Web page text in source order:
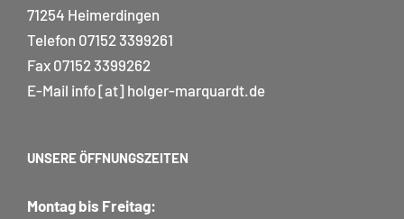
71254 Heimerdingen
Telefon 07152 3399261
Fax 07152 3399262
E-Mail info [at] holger-marquardt.de
UNSERE ÖFFNUNGSZEITEN
Montag bis Freitag: